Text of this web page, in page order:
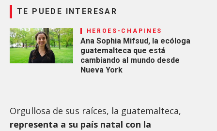
TE PUEDE INTERESAR
HEROES-CHAPINES
Ana Sophia Mifsud, la ecóloga
guatemalteca que está
cambiando al mundo desde
Nueva York
Orgullosa de sus raíces, la guatemalteca,
representa a su país natal con la